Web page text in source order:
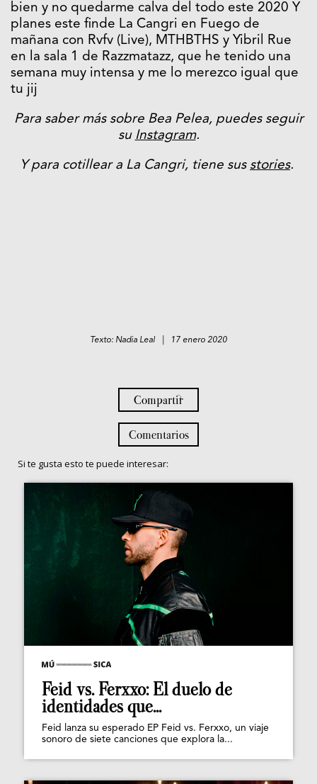
bien y no quedarme calva del todo este 2020 Y
planes este finde La Cangri en Fuego de
mañana con Rvfv (Live), MTHBTHS y Yibril Rue
en la sala 1 de Razzmatazz, que he tenido una
semana muy intensa y me lo merezco igual que
tu jij
Para saber más sobre Bea Pelea, puedes seguir
su Instagram.
Y para cotillear a La Cangri, tiene sus stories.
Texto: Nadia Leal | 17 enero 2020
Compartir
Comentarios
Si te gusta esto te puede interesar:
Feid vs. Ferxxo: El duelo de
identidades que...
Feid lanza su esperado EP Feid vs. Ferxxo, un viaje
sonoro de siete canciones que explora la...